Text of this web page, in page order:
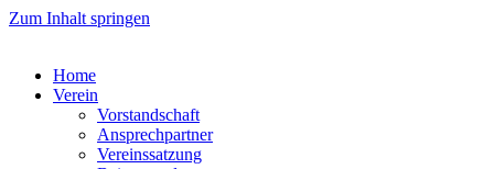
Zum Inhalt springen
Home
Verein
Vorstandschaft
Ansprechpartner
Vereinssatzung